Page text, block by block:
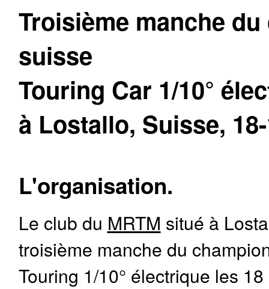
Troisième manche
suisse
Touring Car 1/10°
à Lostallo, Suisse,
L'organisation.
Le club du MRTM situé à
troisième manche du
Touring 1/10° électrique les